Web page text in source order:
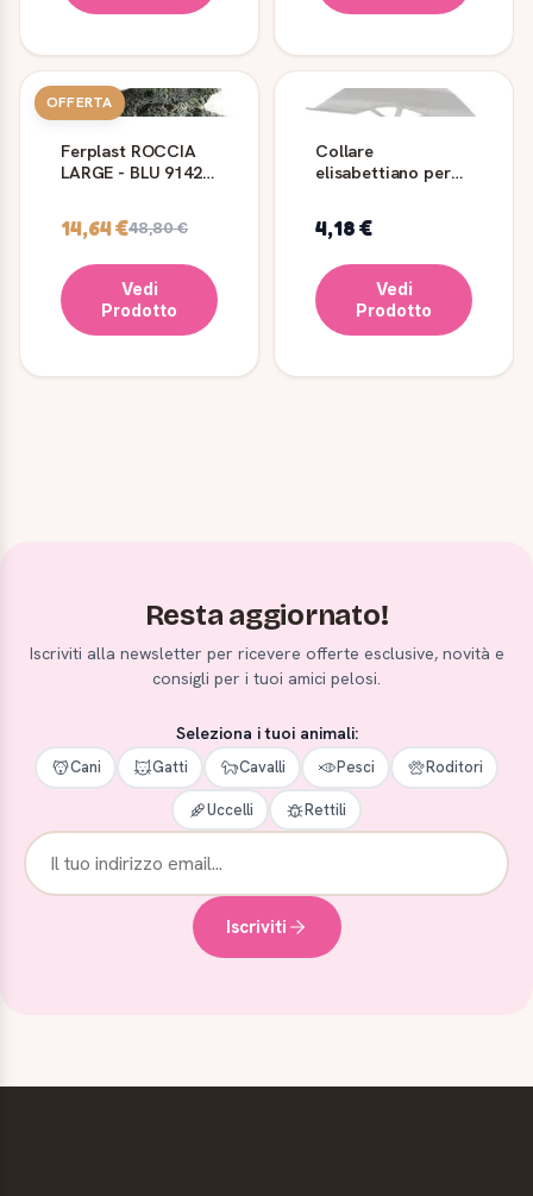
OFFERTA
Ferplast ROCCIA
LARGE - BLU 9142 -
resina per acquario
14,64 €48,80 €
Vedi
Prodotto
Collare
elisabettiano per
Ferplast
4,18 €
Vedi
Prodotto
Resta aggiornato!
Iscriviti alla newsletter per ricevere offerte esclusive, novità e
consigli per i tuoi amici pelosi.
Seleziona i tuoi animali:
Cani Gatti Cavalli Pesci Roditori
Uccelli Rettili
Iscriviti